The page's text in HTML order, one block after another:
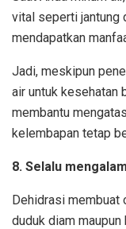
vital seperti jantung
mendapatkan
Jadi, meskipun
air untuk kesehatan
membantu
kelembapan tetap
8. Selalu
Dehidrasi membuat
duduk diam